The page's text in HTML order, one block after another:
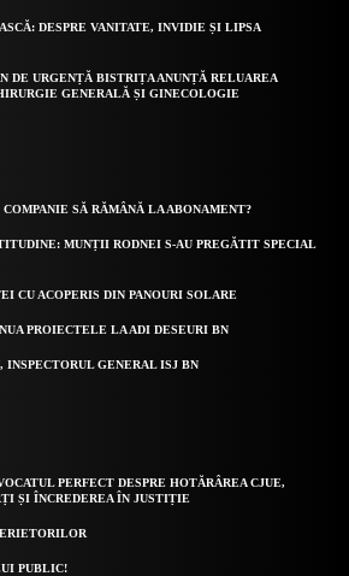
DESPRE VANITATE, INVIDIE ȘI LIPSA
DE URGENȚĂ BISTRIȚA ANUNȚĂ RELUAREA
GENERALĂ ȘI GINECOLOGIE
SĂ RĂMÂNĂ LA ABONAMENT?
MUNȚII RODNEI S-AU PREGĂTIT SPECIAL
CU ACOPERIS DIN PANOURI SOLARE
PROIECTELE LA ADI DESEURI BN
INSPECTORUL GENERAL ISJ BN
PERFECT DESPRE HOTĂRÂREA CJUE,
ȘI ÎNCREDEREA ÎN JUSTIȚIE
PUBLIC!